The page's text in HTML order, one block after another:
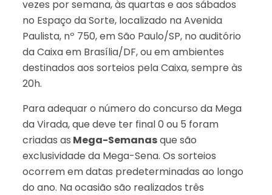
vezes por semana, às quartas e aos sábados
no Espaço da Sorte, localizado na Avenida
Paulista, nº 750, em São Paulo/SP, no auditório
da Caixa em Brasília/DF, ou em ambientes
destinados aos sorteios pela Caixa, sempre às
20h.
Para adequar o número do concurso da Mega
da Virada, que deve ter final 0 ou 5 foram
criadas as Mega-Semanasque são
exclusividade da Mega-Sena. Os sorteios
ocorrem em datas predeterminadas ao longo
do ano. Na ocasião são realizados três